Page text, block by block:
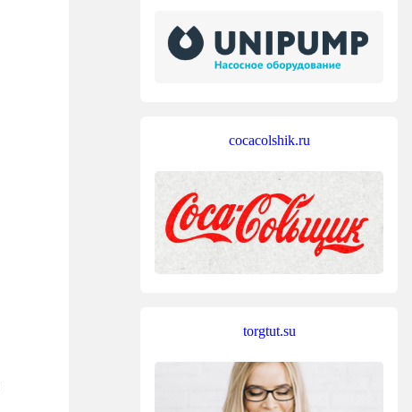
cocacolshik.ru
torgtut.su